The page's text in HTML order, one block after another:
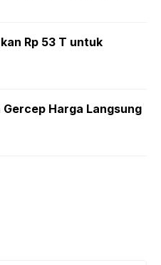
Rp 53 T untuk
Harga Langsung